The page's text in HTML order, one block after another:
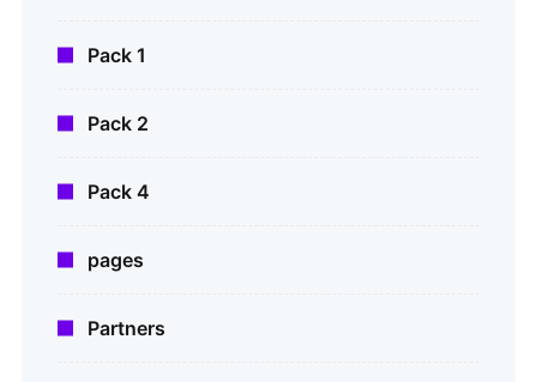
Pack 1
Pack 2
Pack 4
pages
Partners